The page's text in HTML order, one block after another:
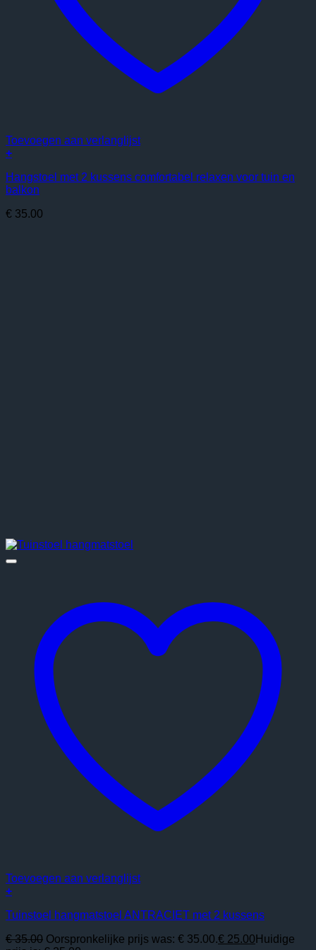
Toevoegen aan verlanglijst
+
Hangstoel met 2 kussens comfortabel relaxen voor tuin en
balkon
€ 35.00
Toevoegen aan verlanglijst
+
Tuinstoel hangmatstoel ANTRACIET met 2 kussens
€35.00 Oorspronkelijke prijs was: € 35.00.€ 25.00 Huidige